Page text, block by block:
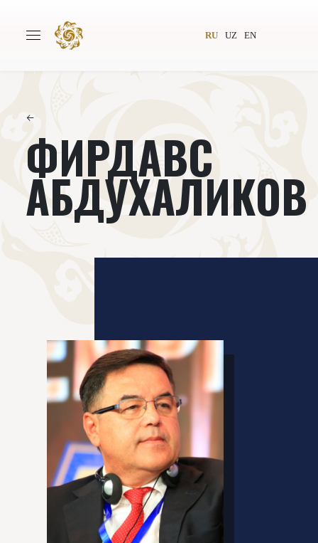
RU UZ EN
Всемирное общество
Издательство Новости
←
ФИРДАВС
АБДУХАЛИКОВ